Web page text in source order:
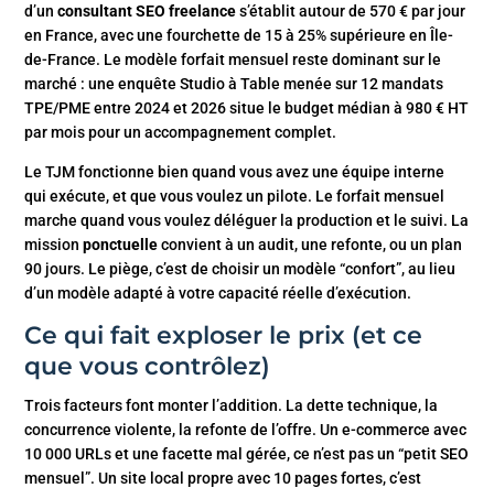
d’unconsultant SEO freelances’établit autour de 570 € par jour
en France, avec une fourchette de 15 à 25% supérieure en Île-
de-France. Le modèle forfait mensuel reste dominant sur le
marché : une enquête Studio à Table menée sur 12 mandats
TPE/PME entre 2024 et 2026 situe le budget médian à 980 € HT
par mois pour un accompagnement complet.
Le TJM fonctionne bien quand vous avez une équipe interne
qui exécute, et que vous voulez un pilote. Le forfait mensuel
marche quand vous voulez déléguer la production et le suivi. La
missionponctuelleconvient à un audit, une refonte, ou un plan
90 jours. Le piège, c’est de choisir un modèle “confort”, au lieu
d’un modèle adapté à votre capacité réelle d’exécution.
Ce qui fait exploser le prix (et ce
que vous contrôlez)
Trois facteurs font monter l’addition. La dette technique, la
concurrence violente, la refonte de l’offre. Un e-commerce avec
10 000 URLs et une facette mal gérée, ce n’est pas un “petit SEO
mensuel”. Un site local propre avec 10 pages fortes, c’est